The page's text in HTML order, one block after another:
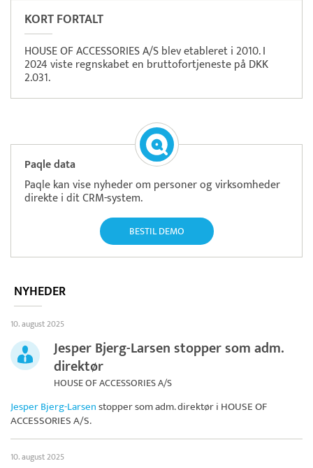
KORT FORTALT
HOUSE OF ACCESSORIES A/S blev etableret i 2010. I
2024 viste regnskabet en bruttofortjeneste på DKK
2.031.
Paqle data
Paqle kan vise nyheder om personer og virksomheder
direkte i dit CRM-system.
BESTIL DEMO
NYHEDER
10. august 2025
Jesper Bjerg-Larsen stopper som adm.
direktør
HOUSE OF ACCESSORIES A/S
Jesper Bjerg-Larsenstopper som adm. direktør i HOUSE OF
ACCESSORIES A/S.
10. august 2025